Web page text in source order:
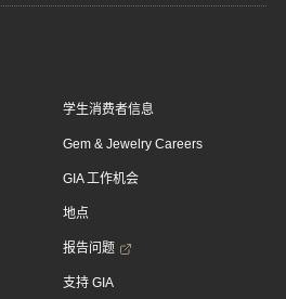
学生消费者信息
Gem & Jewelry Careers
GIA 工作机会
地点
报告问题
支持 GIA